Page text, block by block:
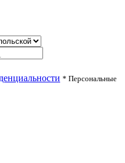
* Персональные